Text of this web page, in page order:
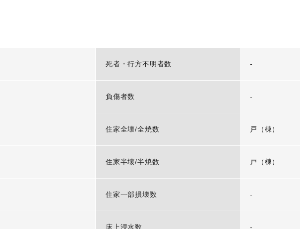
死者・行方不明者数 -
負傷者数 -
住家全壊/全焼数 戸（棟）
住家半壊/半焼数 戸（棟）
住家一部損壊数 -
床上浸水数 -